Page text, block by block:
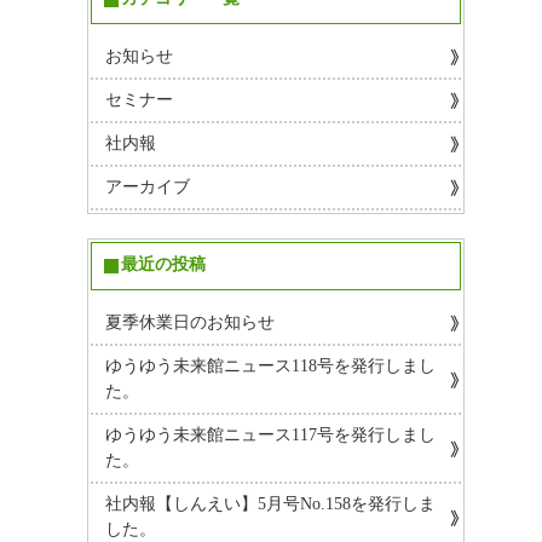
お知らせ
セミナー
社内報
アーカイブ
最近の投稿
夏季休業日のお知らせ
ゆうゆう未来館ニュース118号を発行しまし
た。
ゆうゆう未来館ニュース117号を発行しまし
た。
社内報【しんえい】5月号No.158を発行しま
した。